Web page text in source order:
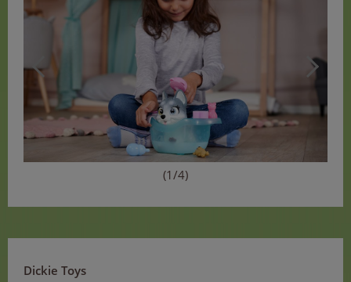
(1/4)
Dickie Toys